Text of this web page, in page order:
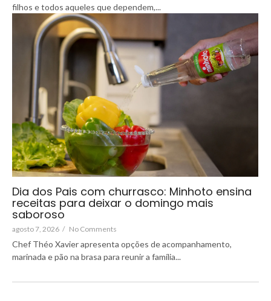
filhos e todos aqueles que dependem,...
Dia dos Pais com churrasco: Minhoto ensina
receitas para deixar o domingo mais
saboroso
agosto 7, 2026 / No Comments
Chef Théo Xavier apresenta opções de acompanhamento,
marinada e pão na brasa para reunir a família...